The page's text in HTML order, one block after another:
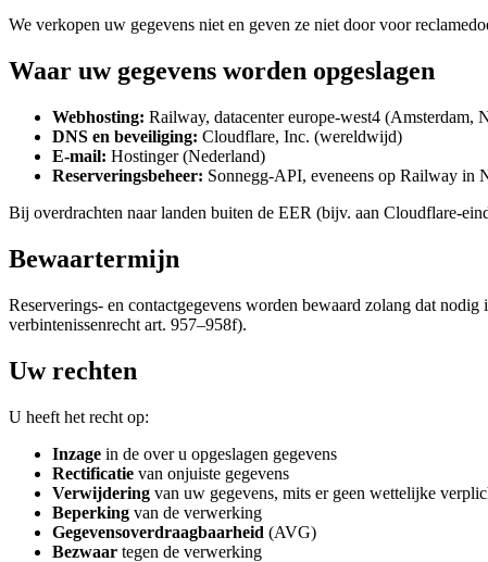
We verkopen uw gegevens niet en geven ze niet door voor
Waar uw gegevens worden opgeslagen
Webhosting: Railway, datacenter europe-west4 (Amsterdam,
DNS en beveiliging: Cloudflare, Inc. (wereldwijd)
E-mail: Hostinger (Nederland)
Reserveringsbeheer: Sonnegg-API, eveneens op Railway in
Bij overdrachten naar landen buiten de EER (bijv. aan Cloudflare-
Bewaartermijn
Reserverings- en contactgegevens worden bewaard zolang dat
verbintenissenrecht art. 957–958f).
Uw rechten
U heeft het recht op:
Inzage in de over u opgeslagen gegevens
Rectificatie van onjuiste gegevens
Verwijdering van uw gegevens, mits er geen wettelijke
Beperking van de verwerking
Gegevensoverdraagbaarheid (AVG)
Bezwaar tegen de verwerking